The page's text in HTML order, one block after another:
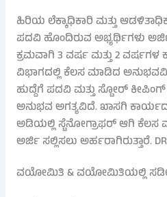
ಹಿರಿಯ ಲೆಕ್ಕಾಧಿಕಾರಿ ಮತ್ತು
ಪದವಿ ಹೊಂದಿರುವ ಅಭ್ಯರ್ಥಿಗಳು
ಕ್ರಮವಾಗಿ 3 ವರ್ಷ ಮತ್ತು 2 ವರ್ಷಗಳ
ವಿಭಾಗದಲ್ಲಿ ಕೆಲಸ ಮಾಡಿದ
ಹುದ್ದೆಗೆ ಪದವಿ ಮತ್ತು ಸ್ಟೋರ್
ಅನುಭವ ಅಗತ್ಯವಿದೆ. ಖಾಸಗಿ
ಅಡಿಯಲ್ಲಿ ಸ್ಟೆನೋಗ್ರಾಫರ್ ಆಗಿ ಕೆಲಸ
ಅರ್ಜಿ ಸಲ್ಲಿಸಲು ಅರ್ಹರಾಗಿರುತ್ತಾರೆ.
ವಯೋಮಿತಿ & ವಯೋಮಿತಿಯಲ್ಲಿ